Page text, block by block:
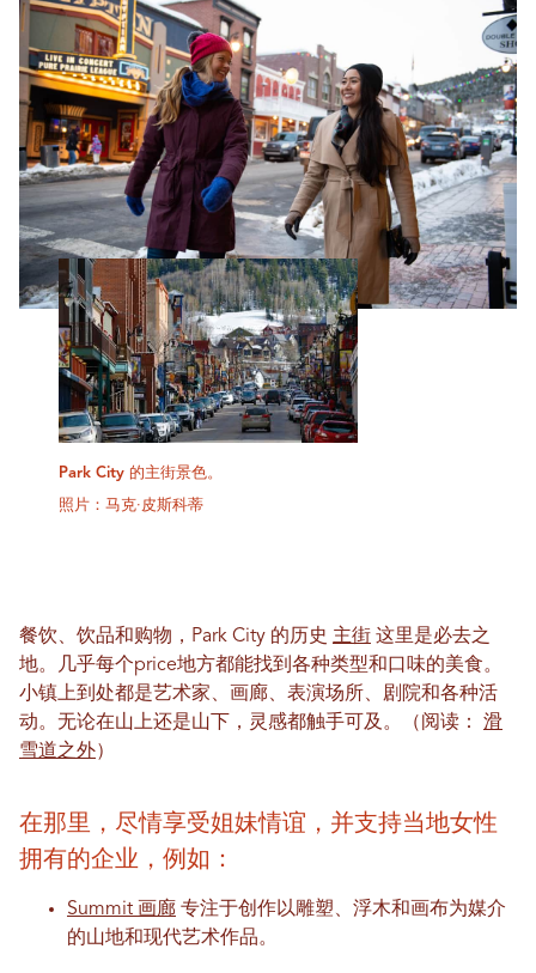
Park City 的主街景色。
照片：马克·皮斯科蒂
餐饮、饮品和购物，Park City 的历史 主街 这里是必去之
地。几乎每个price地方都能找到各种类型和口味的美食。
小镇上到处都是艺术家、画廊、表演场所、剧院和各种活
动。无论在山上还是山下，灵感都触手可及。（阅读： 滑
雪道之外）
在那里，尽情享受姐妹情谊，并支持当地女性
拥有的企业，例如：
Summit 画廊 专注于创作以雕塑、浮木和画布为媒介
的山地和现代艺术作品。